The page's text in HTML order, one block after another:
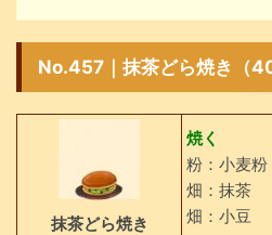
No.457｜抹茶どら焼き（
抹茶どら焼き
焼く
粉：小麦粉
畑：抹茶
畑：小豆